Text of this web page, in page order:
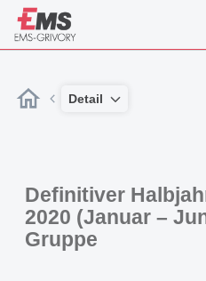
Detail
Definitiver
2020 (Januar –
Gruppe